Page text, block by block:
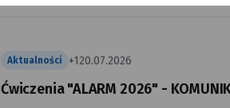
na Infrastrukturę, Klimat i Środowisko (FEnIKS)
Aktualności +120.07.2026
Ćwiczenia "ALARM 2026" -